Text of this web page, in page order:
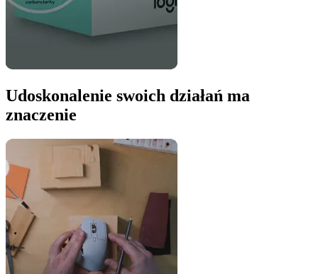
Udoskonalenie swoich działań ma
znaczenie